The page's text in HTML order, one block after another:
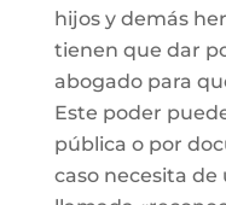
hijos y demás
tienen que dar
abogado para
Este poder
pública o por
caso necesita